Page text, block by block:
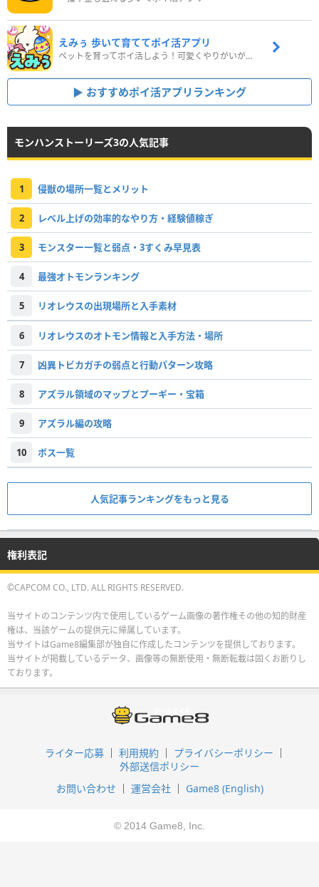
えみぅ 歩いて育ててポイ活アプリ
ペットを育ってポイ活しよう！可愛くやりがいがある新感覚アプリ
おすすめポイ活アプリランキング
モンハンストーリーズ3の人気記事
1 侵獣の場所一覧とメリット
2 レベル上げの効率的なやり方・経験値稼ぎ
3 モンスター一覧と弱点・3すくみ早見表
4 最強オトモンランキング
5 リオレウスの出現場所と入手素材
6 リオレウスのオトモン情報と入手方法・場所
7 凶異トビカガチの弱点と行動パターン攻略
8 アズラル領域のマップとプーギー・宝箱
9 アズラル編の攻略
10 ボス一覧
人気記事ランキングをもっと見る
権利表記
©CAPCOM CO., LTD. ALL RIGHTS RESERVED.
当サイトのコンテンツ内で使用しているゲーム画像の著作権その他の知的財産
権は、当該ゲームの提供元に帰属しています。
当サイトはGame8編集部が独自に作成したコンテンツを提供しております。
当サイトが掲載しているデータ、画像等の無断使用・無断転載は固くお断りし
ております。
ライター応募 利用規約
プライバシーポリシー
外部送信ポリシー
お問い合わせ
運営会社 Game8 (English)
© 2014 Game8, Inc.